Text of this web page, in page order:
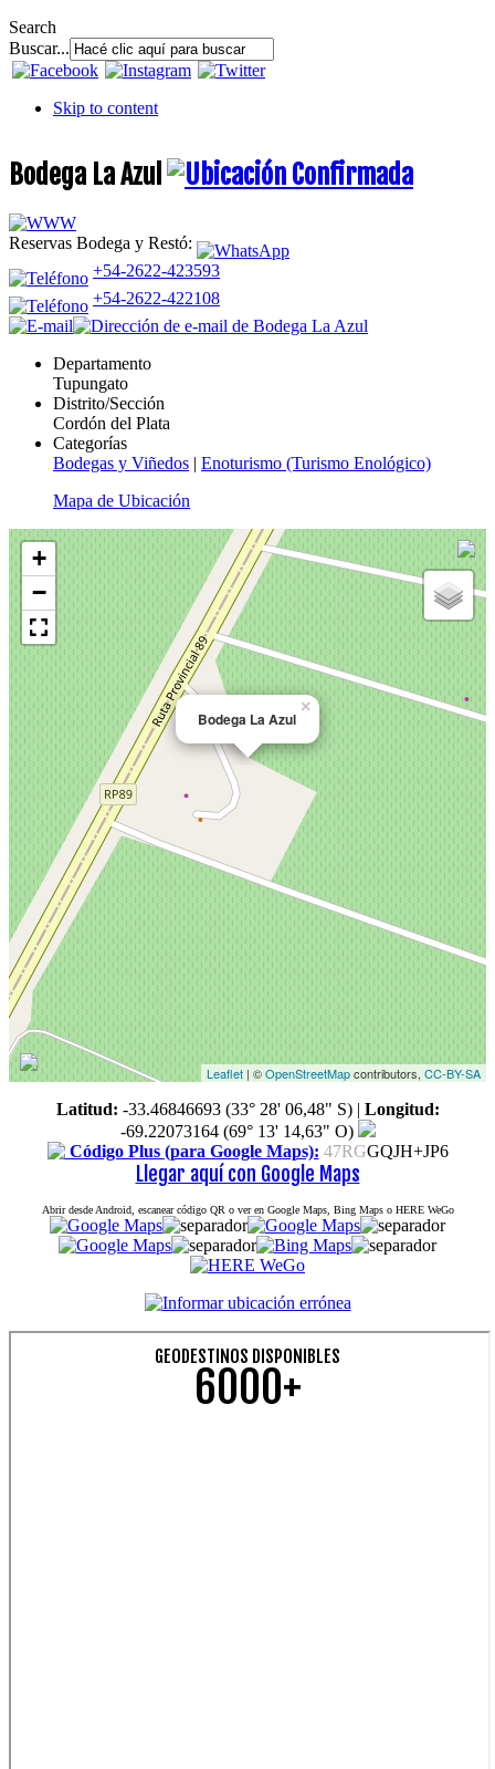
Search
Buscar...
Skip to content
Bodega La Azul
Reservas Bodega y Restó:
+54-2622-423593
+54-2622-422108
Departamento
Tupungato
Distrito/Sección
Cordón del Plata
Categorías
Bodegas y Viñedos | Enoturismo (Turismo Enológico)
Mapa de Ubicación
Bodega La Azul
×
+
−
Leaflet | ©OpenStreetMapcontributors, CC-BY-SA
Latitud: -33.46846693 (33° 28' 06,48" S)| Longitud:
-69.22073164 (69° 13' 14,63" O)
Código Plus (para Google Maps): 47RGGQJH+JP6
Llegar aquí con Google Maps
Abrir desde Android, escanear código QR o ver en Google Maps, Bing Maps o HERE WeGo
GEODESTINOS DISPONIBLES
6000+